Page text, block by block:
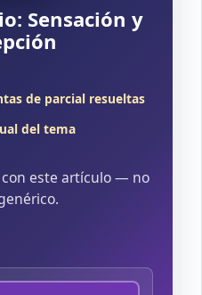
Sensación y
de parcial resueltas
del tema
este artículo — no